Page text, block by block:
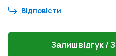
Відповісти
Залиш відгук /